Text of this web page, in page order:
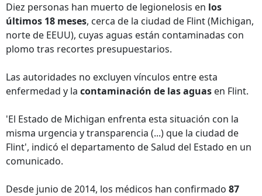
Diez personas han muerto de legionelosis en los
últimos 18 meses, cerca de la ciudad de Flint (Michigan,
norte de EEUU), cuyas aguas están contaminadas con
plomo tras recortes presupuestarios.
Las autoridades no excluyen vínculos entre esta
enfermedad y la contaminación de las aguas en Flint.
'El Estado de Michigan enfrenta esta situación con la
misma urgencia y transparencia (...) que la ciudad de
Flint', indicó el departamento de Salud del Estado en un
comunicado.
Desde junio de 2014, los médicos han confirmado 87